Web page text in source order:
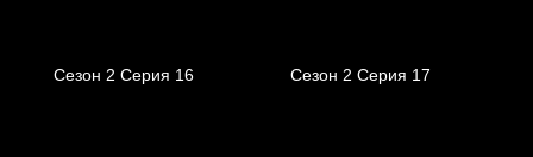
Сезон 2 Серия 16 Сезон 2 Серия 17